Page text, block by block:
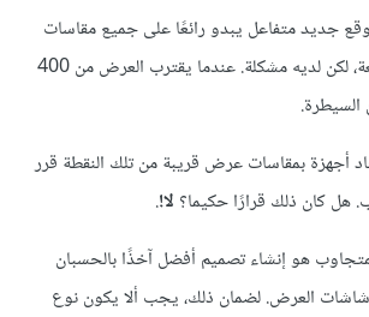
جديد متفاعل يبدو رائعًا على جميع مقاسات
شاشات الأجهزة الشائعة، لكن لديه مشكلة. عندما يقترب العرض من 400
أجهزة بمقاسات عرض قريبة من تلك النقطة قرر
هل كان ذلك قرارًا حكيما؟ لا!.
هو إنشاء تصميم أفضل آخذًا بالحسبان
شاشات العرض. لضمان ذلك، يجب ألا يكون نوع